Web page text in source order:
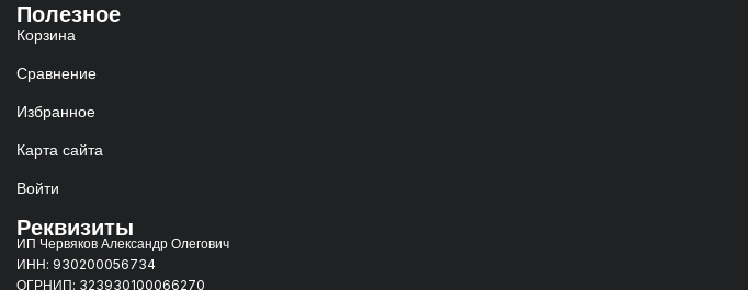
Полезное
Корзина
Сравнение
Избранное
Карта сайта
Войти
Реквизиты
ИП Червяков Александр Олегович
ИНН: 930200056734
ОГРНИП: 323930100066270